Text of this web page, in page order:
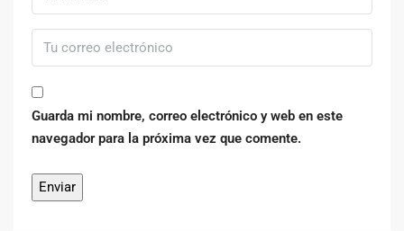
Guarda mi nombre, correo electrónico y web en este
navegador para la próxima vez que comente.